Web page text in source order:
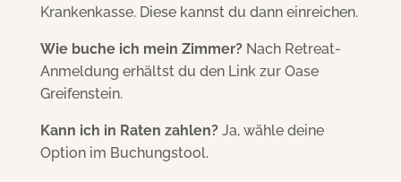
Krankenkasse. Diese kannst du dann einreichen.
Wie buche ich mein Zimmer?Nach Retreat-
Anmeldung erhältst du den Link zur Oase
Greifenstein.
Kann ich in Raten zahlen?Ja, wähle deine
Option im Buchungs­tool.